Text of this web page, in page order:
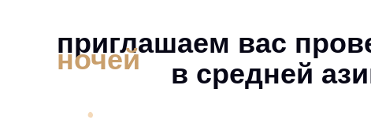
приглашаем вас
ночей в средней